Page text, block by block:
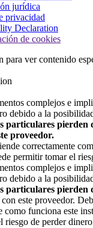
jurídica
privacidad
Declaration
de cookies
para ver contenido
complejos e
debido a la
particulares pierden
proveedor.
correctamente
permitir tomar el
complejos e
debido a la
particulares pierden
este proveedor.
como funciona este
riesgo de perder